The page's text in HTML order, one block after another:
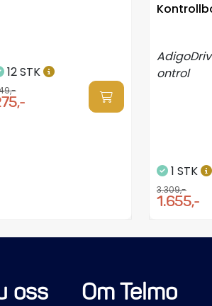
12 STK
ontrol
1 STK
3.309,-
1.655,-
oss Om Telmo